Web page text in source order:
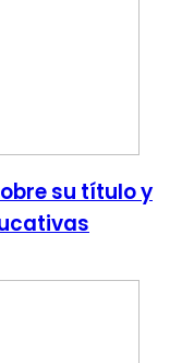
su título y